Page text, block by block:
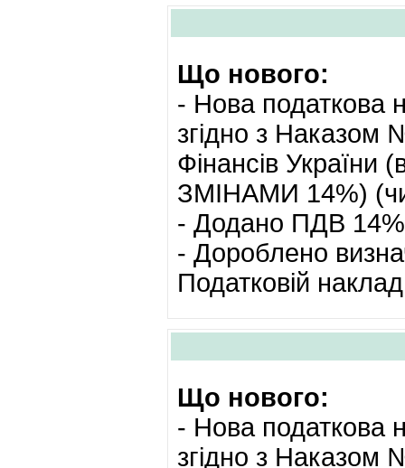
Що нового:
- Нова податкова
згідно з Наказом
Фінансів України
ЗМІНАМИ 14%)
- Додано ПДВ
- Дороблено
Податковій
Що нового:
- Нова податкова
згідно з Наказом